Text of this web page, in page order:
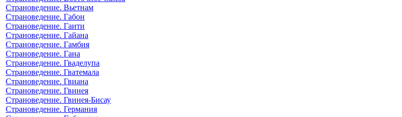
Страноведение. Вьетнам
Страноведение. Габон
Страноведение. Гаити
Страноведение. Гайана
Страноведение. Гамбия
Страноведение. Гана
Страноведение. Гваделупа
Страноведение. Гватемала
Страноведение. Гвиана
Страноведение. Гвинея
Страноведение. Гвинея-Бисау
Страноведение. Германия